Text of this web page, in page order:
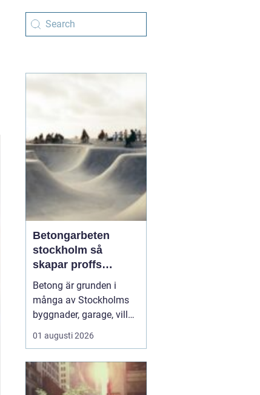
Betongarbeten
stockholm så
skapar proffs
hållbara
konstruktioner
Betong är grunden i
många av Stockholms
byggnader, garage, villor
och industrifastigheter.
När man pratar om
Stockholm handlar det
både om stabila grunder,
01 augusti 2026